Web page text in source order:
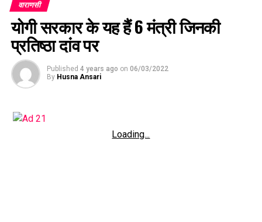
वाराणसी
योगी सरकार के यह हैं 6 मंत्री जिनकी
प्रतिष्ठा दांव पर
Published 4 years ago on 06/03/2022
By Husna Ansari
Loading...